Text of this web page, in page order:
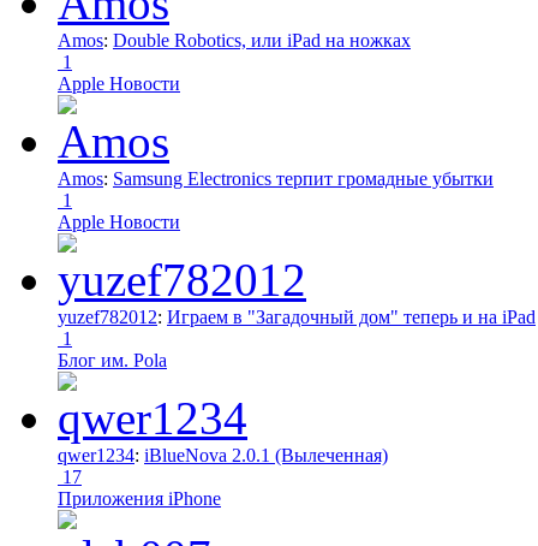
Amos: Double Robotics, или iPad на ножках
1
Apple Новости
Amos: Samsung Electronics терпит громадные убытки
1
Apple Новости
yuzef782012: Играем в "Загадочный дом" теперь и на iPad
1
Блог им. Pola
qwer1234: iBlueNova 2.0.1 (Вылеченная)
17
Приложения iPhone